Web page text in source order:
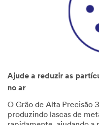
Ajude a reduzir as
no ar
O Grão de Alta Precisão
produzindo lascas de